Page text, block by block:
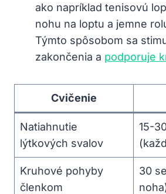
ako napríklad tenisovú
nohu na loptu a jemne
Týmto spôsobom sa
zakončenia a podporuje
Cvičenie
Natiahnutie
lýtkových svalov
15-
Kruhové pohyby
členkom
30